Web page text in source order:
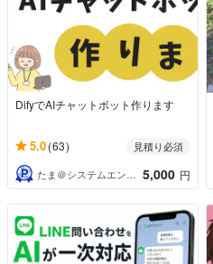
DifyでAIチャットボット作ります
5.0(63)
見積り必須
たま＠システムエンジニア
5,000 円